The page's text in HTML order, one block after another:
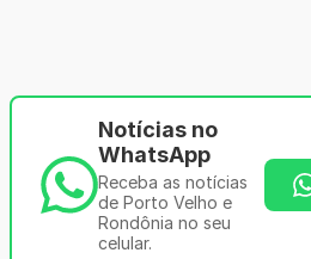
Notícias no
WhatsApp
Receba as notícias
de Porto Velho e
Rondônia no seu
celular.